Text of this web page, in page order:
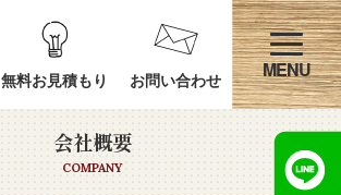
無料お見積もり お問い合わせ
会社概要
COMPANY